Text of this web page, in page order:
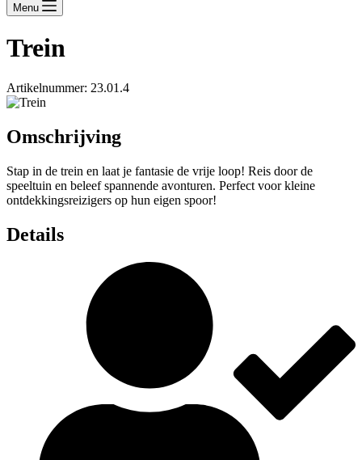
Menu
Trein
Artikelnummer: 23.01.4
Omschrijving
Stap in de trein en laat je fantasie de vrije loop! Reis door de
speeltuin en beleef spannende avonturen. Perfect voor kleine
ontdekkingsreizigers op hun eigen spoor!
Details